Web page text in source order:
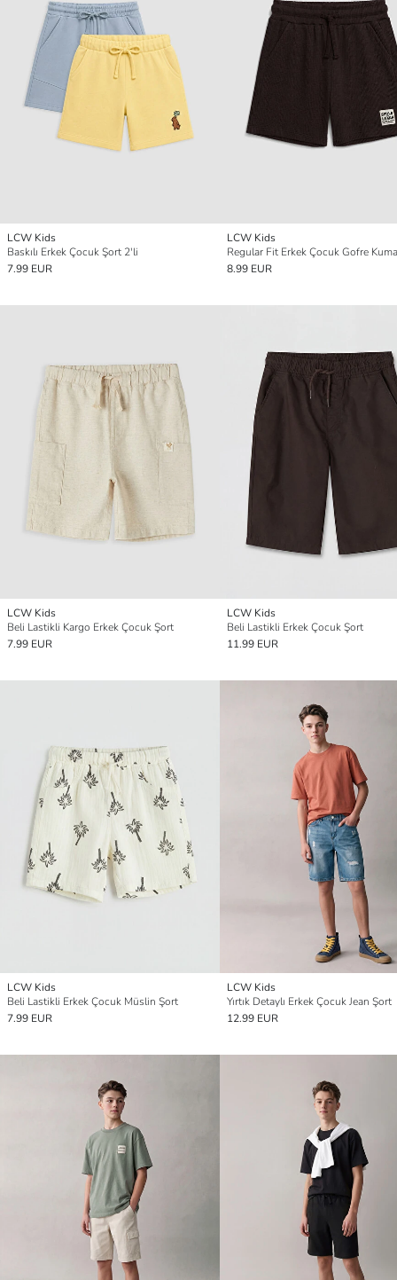
LCW Kids
Baskılı Erkek Çocuk Şort 2'li
7.99 EUR
LCW Kids
Regular Fit Erkek Çocuk Gofre
8.99 EUR
LCW Kids
Beli Lastikli Kargo Erkek Çocuk Şort
7.99 EUR
LCW Kids
Beli Lastikli Erkek Çocuk Şort
11.99 EUR
LCW Kids
Beli Lastikli Erkek Çocuk Müslin Şort
7.99 EUR
LCW Kids
Yırtık Detaylı Erkek Çocuk Jean Şort
12.99 EUR